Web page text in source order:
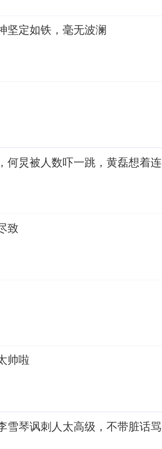
坚定如铁，毫无波澜
何炅被人数吓一跳，黄磊想着连
致
帅啦
雪琴讽刺人太高级，不带脏话骂